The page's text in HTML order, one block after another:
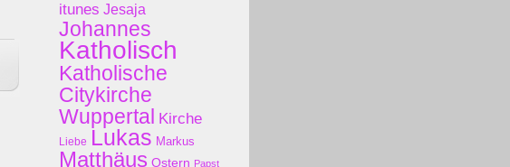
itunes Jesaja
Johannes
Katholisch
Katholische
Citykirche
Wuppertal Kirche
Liebe Lukas Markus
Matthäus Ostern Papst